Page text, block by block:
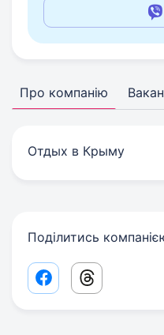
Про компанію
Отдых в Крыму
Поділитись
Facebook share link
Threads